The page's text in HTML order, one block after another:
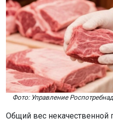
Фото: Управление
Общий вес некачественной